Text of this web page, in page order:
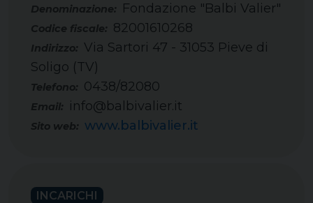
Fondazione "Balbi Valier"
Codice fiscale: 82001610268
Telefono: 0438/82080
Email: info@balbivalier.it
Sito web: www.balbivalier.it
Indirizzo: Via Sartori 47 - 31053 Pieve di
Soligo (TV)
INCARICHI